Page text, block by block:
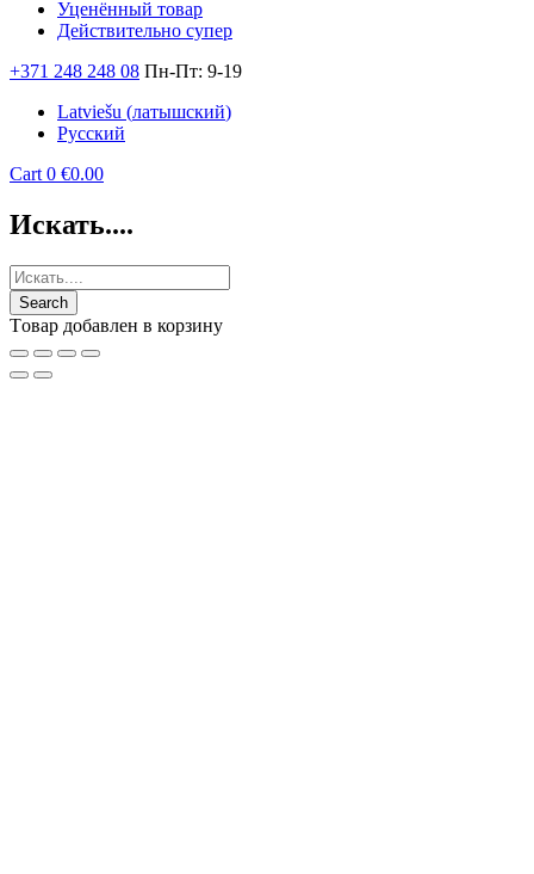
Уценённый товар
Действительно супер
+371 248 248 08 Пн-Пт: 9-19
Latviešu (латышский)
Русский
Cart 0 €0.00
Искать....
Tовар добавлен в корзину